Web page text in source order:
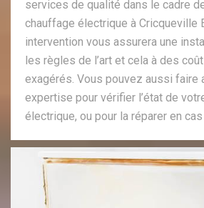
services de qualité dans le cadre
chauffage électrique à Cricqueville
intervention vous assurera une
les règles de l’art et cela à des
exagérés. Vous pouvez aussi faire
expertise pour vérifier l’état de
électrique, ou pour la réparer en